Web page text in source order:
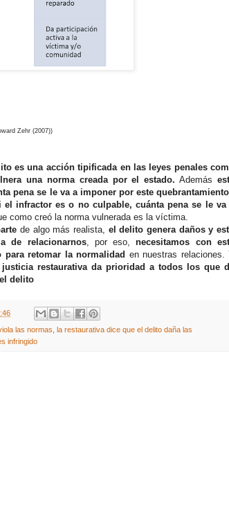
Zehr (2007))
es una acción tipificada en las leyes penales
una norma creada por el estado. Además
pena se le va a imponer por este quebrantamiento
infractor es o no culpable, cuánta pena se le va
como creó la norma vulnerada es la víctima.
de algo más realista, el delito genera daños y
de relacionarnos, por eso,necesitamos con
retomar la normalidad en nuestras relaciones.
justicia restaurativa da prioridad a todos los que
delito
las normas, la restaurativa dice que el delito daña las
infringido